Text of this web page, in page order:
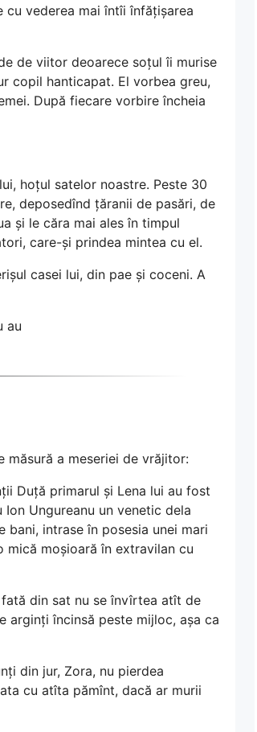
vederea mai întîi înfățișarea
de viitor deoarece soțul îi murise
copil hanticapat. El vorbea greu,
După fiecare vorbire încheia
hoțul satelor noastre. Peste 30
deposedînd țăranii de pasări, de
și le căra mai ales în timpul
care-și prindea mintea cu el.
casei lui, din pae și coceni. A
au
măsură a meseriei de vrăjitor:
Duță primarul și Lena lui au fost
Ungureanu un venetic dela
bani, intrase în posesia unei mari
mică moșioară în extravilan cu
din sat nu se învîrtea atît de
arginți încinsă peste mijloc, așa ca
din jur, Zora, nu pierdea
cu atîta pămînt, dacă ar murii